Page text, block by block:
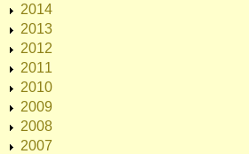
2014
2013
2012
2011
2010
2009
2008
2007